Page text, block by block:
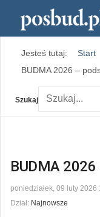
Jesteś tutaj: Start
BUDMA 2026 –
Szukaj
BUDMA
poniedziałek, 09 luty 2026
Dział: Najnowsze